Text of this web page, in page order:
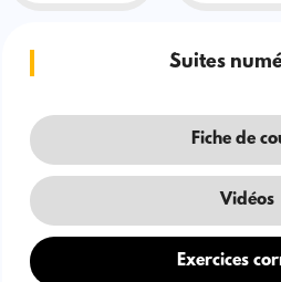
Suites
Fiche de
Vidéos
Exercices